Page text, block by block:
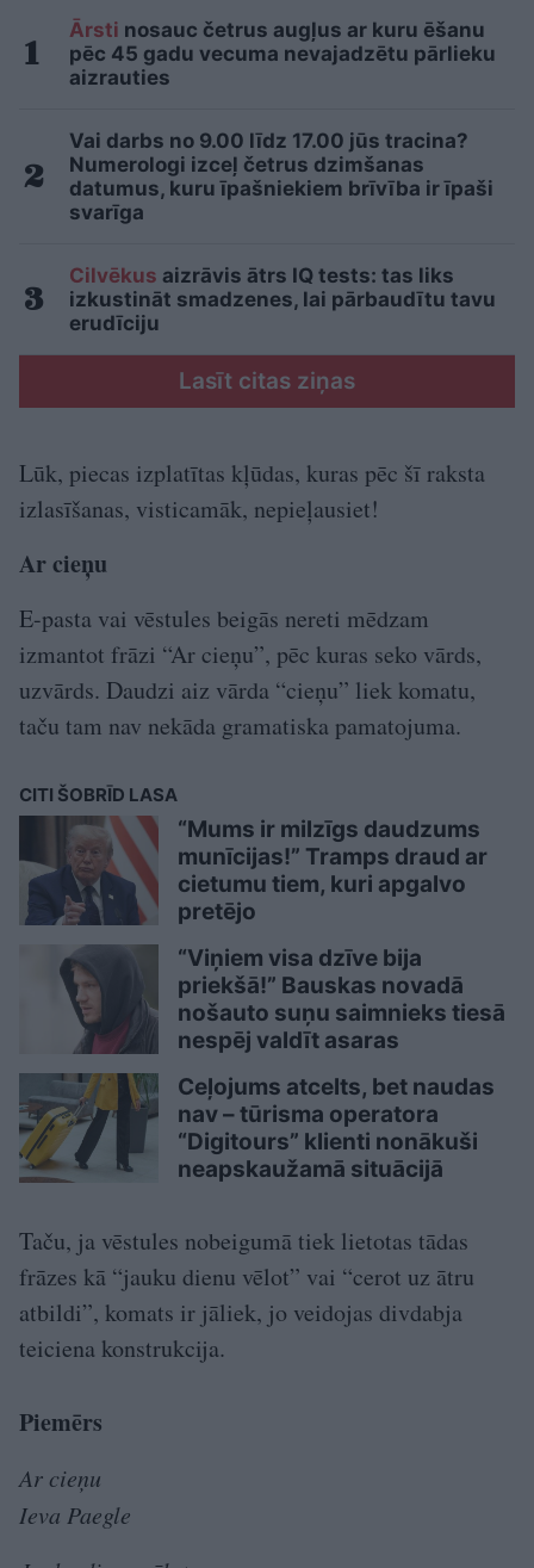
Ārsti nosauc četrus augļus ar kuru ēšanu
pēc 45 gadu vecuma nevajadzētu pārlieku
aizrauties
Vai darbs no 9.00 līdz 17.00 jūs tracina?
Numerologi izceļ četrus dzimšanas
datumus, kuru īpašniekiem brīvība ir īpaši
svarīga
Cilvēkus aizrāvis ātrs IQ tests: tas liks
izkustināt smadzenes, lai pārbaudītu tavu
erudīciju
Lasīt citas ziņas
Lūk, piecas izplatītas kļūdas, kuras pēc šī raksta
izlasīšanas, visticamāk, nepieļausiet!
Ar cieņu
E-pasta vai vēstules beigās nereti mēdzam
izmantot frāzi “Ar cieņu”, pēc kuras seko vārds,
uzvārds. Daudzi aiz vārda “cieņu” liek komatu,
taču tam nav nekāda gramatiska pamatojuma.
CITI ŠOBRĪD LASA
“Mums ir milzīgs daudzums
munīcijas!” Tramps draud ar
cietumu tiem, kuri apgalvo
pretējo
“Viņiem visa dzīve bija
priekšā!” Bauskas novadā
nošauto suņu saimnieks tiesā
nespēj valdīt asaras
Ceļojums atcelts, bet naudas
nav – tūrisma operatora
“Digitours” klienti nonākuši
neapskaužamā situācijā
Taču, ja vēstules nobeigumā tiek lietotas tādas
frāzes kā “jauku dienu vēlot” vai “cerot uz ātru
atbildi”, komats ir jāliek, jo veidojas divdabja
teiciena konstrukcija.
Piemērs
Ar cieņu
Ieva Paegle